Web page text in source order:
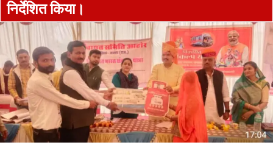
निर्देशित किया।